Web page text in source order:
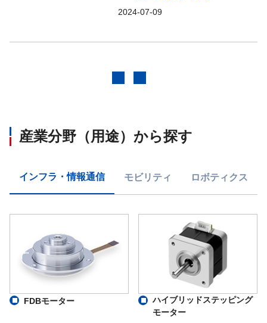
2024-07-09
産業分野（用途）から探す
インフラ・情報通信 モビリティ ロボティクス
FDBモーター
ハイブリッドステッピング
モーター